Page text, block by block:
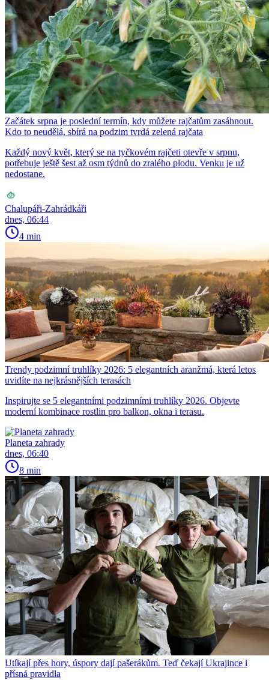
Začátek srpna je poslední termín, kdy můžete rajčatům zasáhnout.
Kdo to neudělá, sbírá na podzim tvrdá zelená rajčata
Každý nový květ, který se na tyčkovém rajčeti otevře v srpnu,
potřebuje ještě šest až osm týdnů do zralého plodu. Venku je už
nedostane.
Chalupáři-Zahrádkáři
dnes, 06:44
4 min
Trendy podzimní truhlíky 2026: 5 elegantních aranžmá, která letos
uvidíte na nejkrásnějších terasách
Inspirujte se 5 elegantními podzimními truhlíky 2026. Objevte
moderní kombinace rostlin pro balkon, okna i terasu.
Planeta zahrady
dnes, 06:40
8 min
Utíkají přes hory, úspory dají pašerákům. Teď čekají Ukrajince i
přísná pravidla